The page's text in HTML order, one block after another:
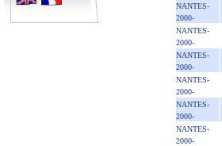
NANTES-
2000-
NANTES-
2000-
NANTES-
2000-
NANTES-
2000-
NANTES-
2000-
NANTES-
2000-